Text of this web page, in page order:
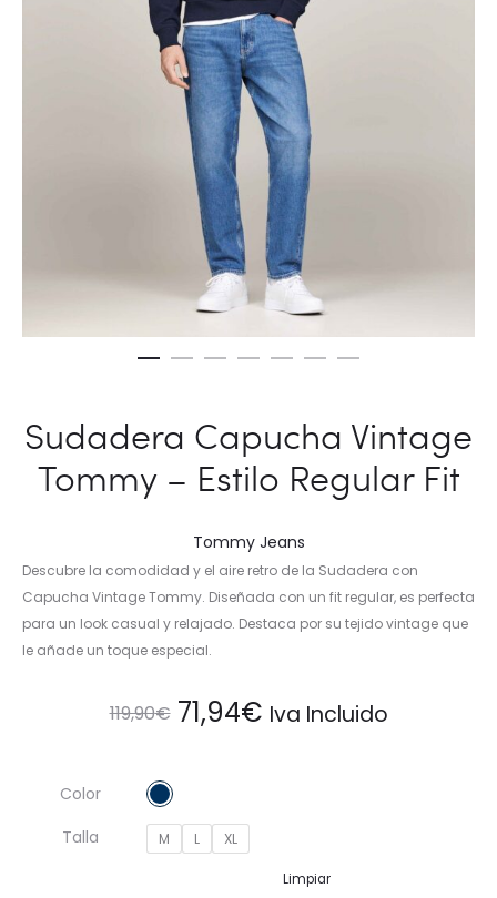
Sudadera Capucha Vintage
Tommy – Estilo Regular Fit
Tommy Jeans
Descubre la comodidad y el aire retro de la Sudadera con
Capucha Vintage Tommy. Diseñada con un fit regular, es perfecta
para un look casual y relajado. Destaca por su tejido vintage que
le añade un toque especial.
119,90€ El
original
71,94€El
es:
Iva Incluido
Color
Talla
M L XL
Limpiar